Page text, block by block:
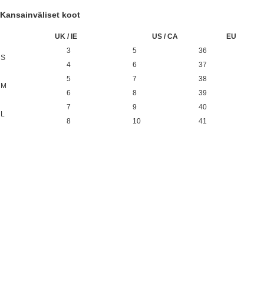
Kansainväliset koot
UK / IE US / CA EU
S
3 5
36
4
6 37
M
5 7
38
6
8 39
L
7 9
40
8
10 41